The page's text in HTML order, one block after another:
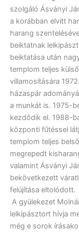
szolgáló Ásványi
a korábban elvitt
harang
beiktatnak
beiktatása után
templom teljes
villamosítására
házaspár
a munkát is. 1975-
kezdődik el. 1988-
központi fűtéssel
templom teljes
megrepedt
valamint Ásványi
bekövetkezett
felújítása eltolódott.
A gyülekezet
lelkipásztort hívja
még e sorok